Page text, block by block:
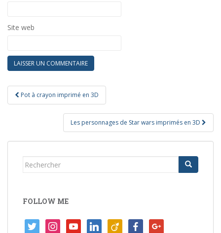
Site web
Navigation
de
Pot à crayon imprimé en 3D
Les personnages de Star wars imprimés en 3D
Rechercher...
FOLLOW ME
twitter instagramyoutubelinkedinviadeo facebookgoogle